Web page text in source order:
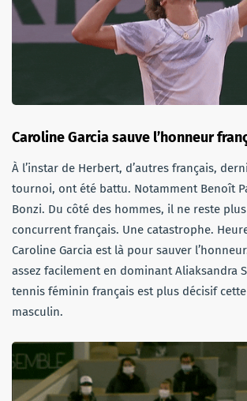
Caroline Garcia sauve l’honneur
À l’instar de Herbert, d’autres français,
tournoi, ont été battu. Notamment Benoît
Bonzi. Du côté des hommes, il ne reste plus
concurrent français. Une catastrophe.
Caroline Garcia est là pour sauver
assez facilement en dominant Aliaksandra
tennis féminin français est plus décisif
masculin.